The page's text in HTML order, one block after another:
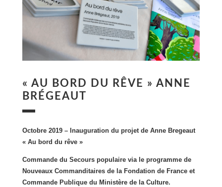
« AU BORD DU RÊVE » ANNE
BRÉGEAUT
Octobre 2019 – Inauguration du projet de Anne Bregeaut
« Au bord du rêve »
Commande du Secours populaire via le programme de
Nouveaux Commanditaires de la Fondation de France et
Commande Publique du Ministère de la Culture.